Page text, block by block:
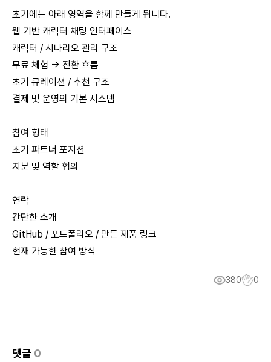
초기에는 아래 영역을 함께 만들게 됩니다.
웹 기반 캐릭터 채팅 인터페이스
캐릭터 / 시나리오 관리 구조
무료 체험 → 전환 흐름
초기 큐레이션 / 추천 구조
결제 및 운영의 기본 시스템
참여 형태
초기 파트너 포지션
지분 및 역할 협의
연락
간단한 소개
GitHub / 포트폴리오 / 만든 제품 링크
현재 가능한 참여 방식
380 0
댓글 0